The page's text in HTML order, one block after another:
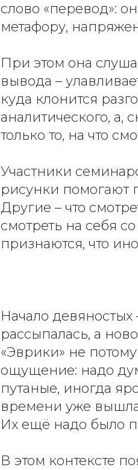
слово «перевод»:
метафору,
При этом она
вывода –
куда клонится
аналитического, а,
только то, на что
Участники
рисунки помогают
Другие – что
смотреть на себя
признаются, что
Начало девяностых
рассыпалась, а
«Эврики» не
ощущение: надо
путаные, иногда
времени уже вышла
Их ещё надо было
В этом контексте